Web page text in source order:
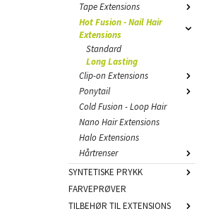
Tape Extensions
Hot Fusion - Nail Hair
Extensions
Standard
Long Lasting
Clip-on Extensions
Ponytail
Cold Fusion - Loop Hair
Nano Hair Extensions
Halo Extensions
Hårtrenser
SYNTETISKE PRYKK
FARVEPRØVER
TILBEHØR TIL EXTENSIONS